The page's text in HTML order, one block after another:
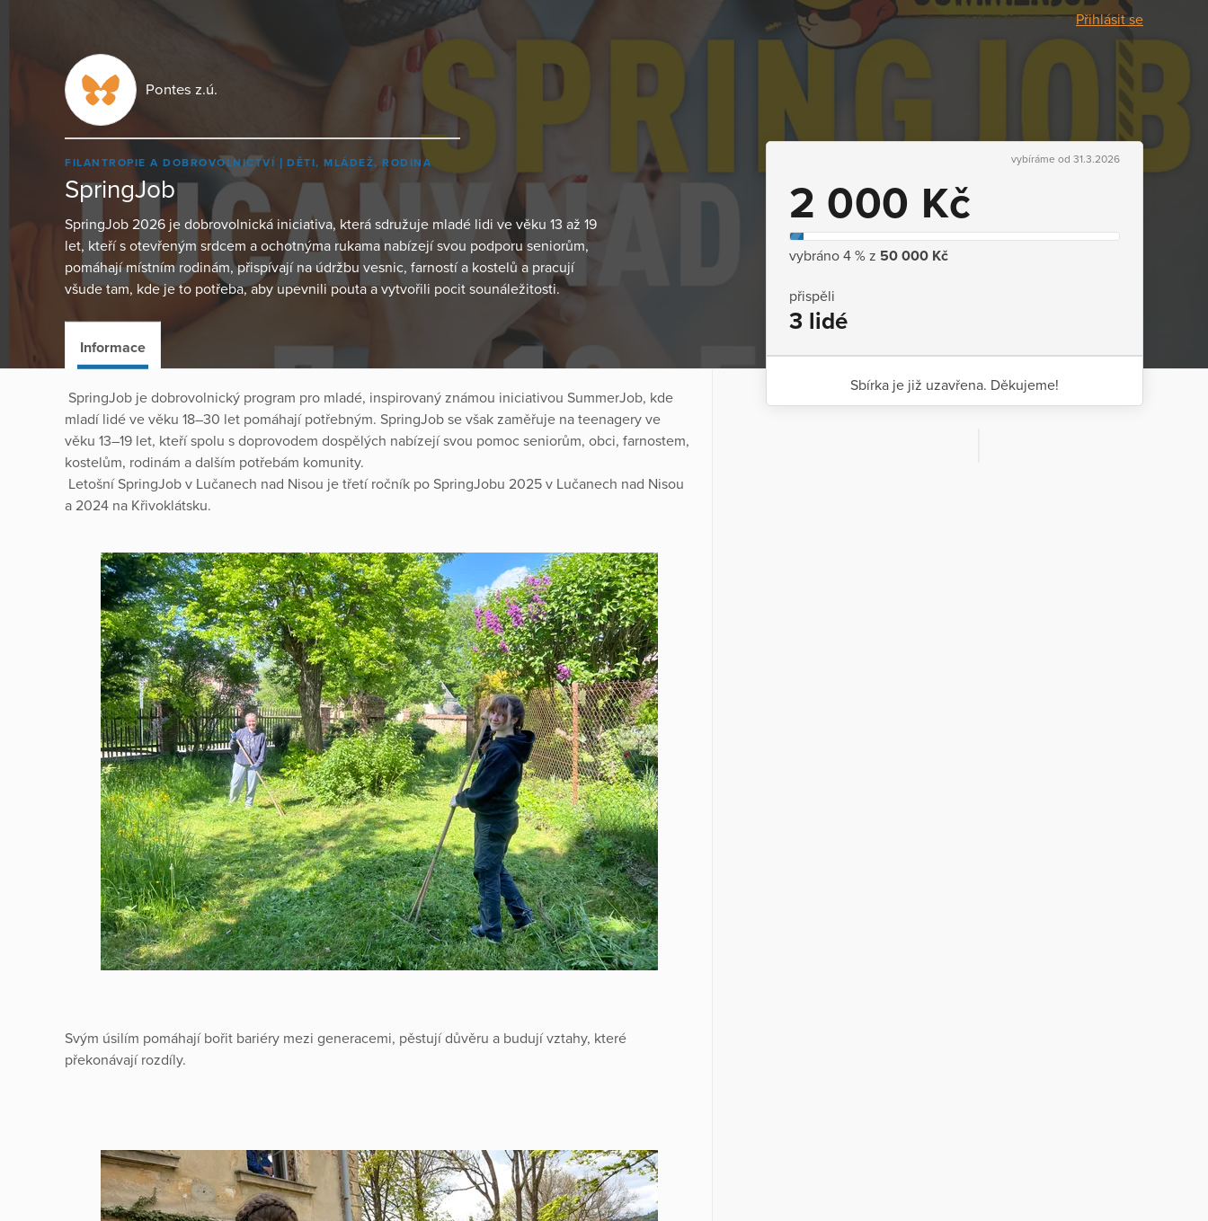
Přihlásit se
Pontes z.ú.
FILANTROPIE A DOBROVOLNICTVÍ DĚTI, MLÁDEŽ, RODINA
SpringJob
SpringJob 2026 je dobrovolnická iniciativa, která sdružuje mladé lidi ve věku 13 až 19
let, kteří s otevřeným srdcem a ochotnýma rukama nabízejí svou podporu seniorům,
pomáhají místním rodinám, přispívají na údržbu vesnic, farností a kostelů a pracují
všude tam, kde je to potřeba, aby upevnili pouta a vytvořili pocit sounáležitosti.
vybíráme od 31.3.2026
2 000 Kč
vybráno 4 % z 50 000 Kč
přispěli
3 lidé
Sbírka je již uzavřena. Děkujeme!
Informace
SpringJob je dobrovolnický program pro mladé, inspirovaný známou iniciativou SummerJob, kde
mladí lidé ve věku 18–30 let pomáhají potřebným. SpringJob se však zaměřuje na teenagery ve
věku 13–19 let, kteří spolu s doprovodem dospělých nabízejí svou pomoc seniorům, obci, farnostem,
kostelům, rodinám a dalším potřebám komunity.
Letošní SpringJob v Lučanech nad Nisou je třetí ročník po SpringJobu 2025 v Lučanech nad Nisou
a 2024 na Křivoklátsku.
Svým úsilím pomáhají bořit bariéry mezi generacemi, pěstují důvěru a budují vztahy, které
překonávají rozdíly.